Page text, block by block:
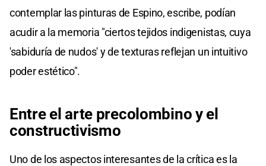
contemplar las pinturas de Espino, escribe, podían
acudir a la memoria "ciertos tejidos indigenistas, cuya
'sabiduría de nudos' y de texturas reflejan un intuitivo
poder estético".
Entre el arte precolombino y el
constructivismo
Uno de los aspectos interesantes de la crítica es la